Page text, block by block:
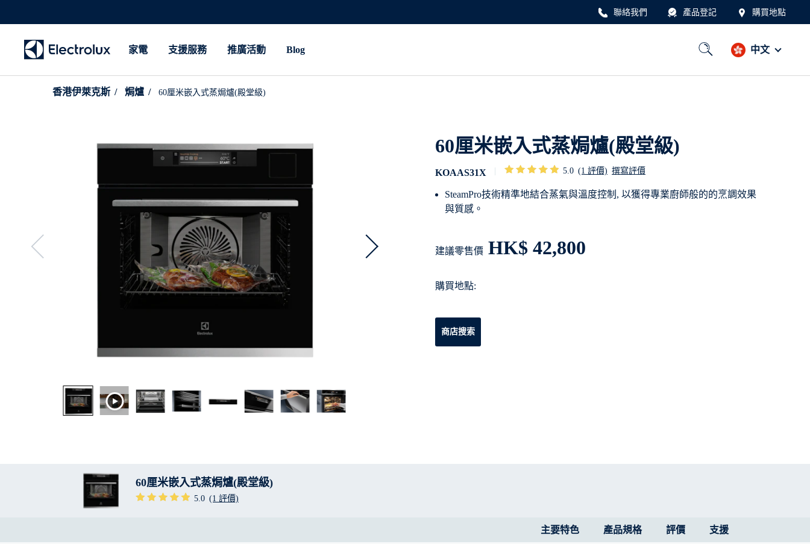
聯絡我們 產品登記 購買地點
家電 支援服務 推廣活動 Blog 中文
香港伊萊克斯 焗爐 60厘米嵌入式蒸焗爐(殿堂級)
60厘米嵌入式蒸焗爐(殿堂級)
KOAAS31X 5.0 (1 評價) 撰寫評價
SteamPro技術精準地結合蒸氣與溫度控制, 以獲得專業廚師般的的烹調效果
與質感。
建議零售價 HK$ 42,800
購買地點:
商店搜索
60厘米嵌入式蒸焗爐(殿堂級)
5.0 (1 評價)
主要特色 產品規格 評價 支援